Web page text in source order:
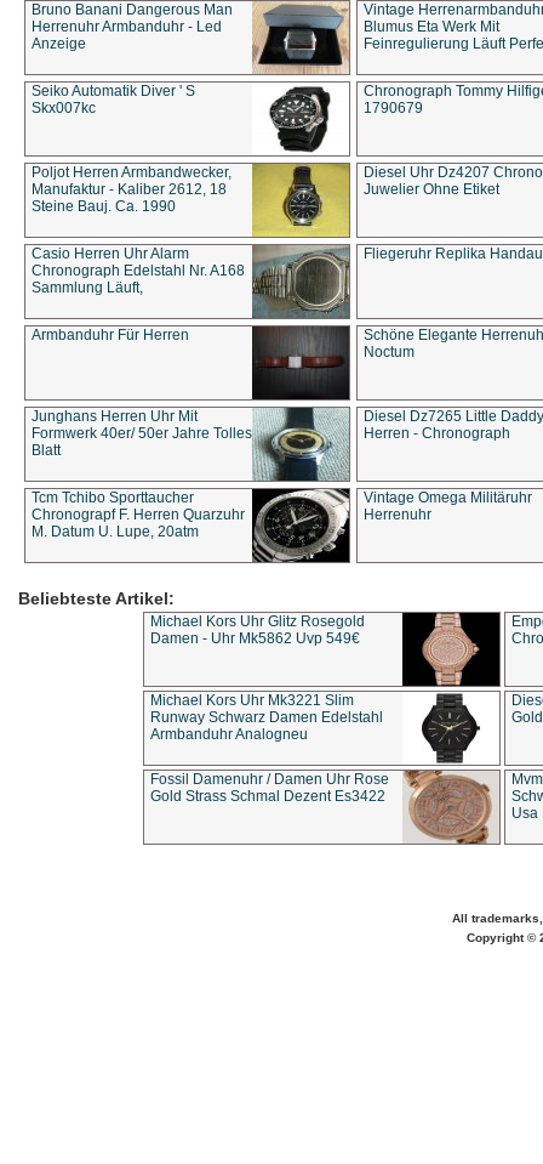
Bruno Banani Dangerous Man
Herrenuhr Armbanduhr - Led
Anzeige
Vintage
Blumus Eta Werk Mit
Feinregulierung Läuft
Seiko Automatik Diver ' S
Skx007kc
Chronograph Tommy
1790679
Poljot Herren Armbandwecker,
Manufaktur - Kaliber 2612, 18
Steine Bauj. Ca. 1990
Diesel Uhr Dz4207
Juwelier Ohne Etiket
Casio Herren Uhr Alarm
Chronograph Edelstahl Nr. A168
Sammlung Läuft,
Fliegeruhr Replika
Armbanduhr Für Herren
Schöne Elegante
Noctum
Junghans Herren Uhr Mit
Formwerk 40er/ 50er Jahre Tolles
Blatt
Diesel Dz7265 Little Daddy
Herren - Chronograph
Tcm Tchibo Sporttaucher
Chronograpf F. Herren Quarzuhr
M. Datum U. Lupe, 20atm
Vintage Omega Militäruhr
Herrenuhr
Beliebteste Artikel:
Michael Kors Uhr Glitz Rosegold
Damen - Uhr Mk5862 Uvp 549€
Michael Kors Uhr Mk3221 Slim
Runway Schwarz Damen Edelstahl
Armbanduhr Analogneu
Fossil Damenuhr / Damen Uhr Rose
Gold Strass Schmal Dezent Es3422
Usa
All
Copyright ©